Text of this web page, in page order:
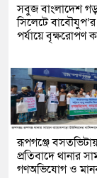
সবুজ বাংলাদেশ
সিলেটে বাবৌযুপ’র
পর্যায়ে বৃক্ষরোপণ
রূপগঞ্জে
প্রতিবাদে থানার
গণঅভিযোগ ও